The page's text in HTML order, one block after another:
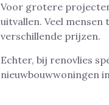
Voor grotere
uitvallen. Veel mensen
verschillende prijzen.
Echter, bij renovlies
nieuwbouwwoningen